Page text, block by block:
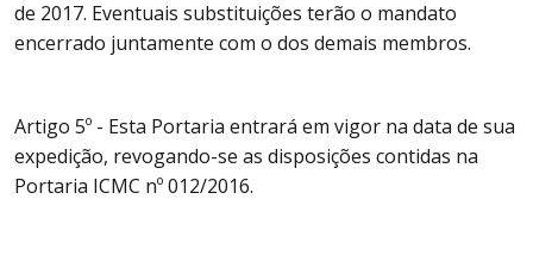
de 2017. Eventuais substituições terão o mandato
encerrado juntamente com o dos demais membros.
Artigo 5º - Esta Portaria entrará em vigor na data de sua
expedição, revogando-se as disposições contidas na
Portaria ICMC nº 012/2016.